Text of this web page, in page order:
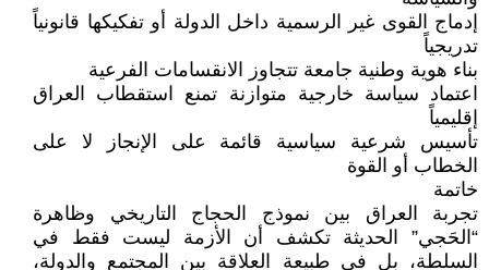
إدماج القوى غير الرسمية داخل الدولة أو تفكيكها قانونياً
تدريجياً
بناء هوية وطنية جامعة تتجاوز الانقسامات الفرعية
اعتماد سياسة خارجية متوازنة تمنع استقطاب العراق
إقليمياً
تأسيس شرعية سياسية قائمة على الإنجاز لا على
الخطاب أو القوة
خاتمة
تجربة العراق بين نموذج الحجاج التاريخي وظاهرة
“الحَجي” الحديثة تكشف أن الأزمة ليست فقط في
السلطة، بل في طبيعة العلاقة بين المجتمع والدولة،